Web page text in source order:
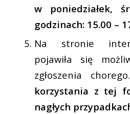
w poniedziałek,
godzinach: 15.00 –
Na stronie
pojawiła się
zgłoszenia
korzystania z tej
nagłych